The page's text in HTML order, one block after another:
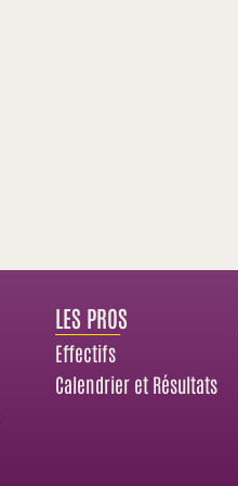
LES PROS
Effectifs
Calendrier et Résultats